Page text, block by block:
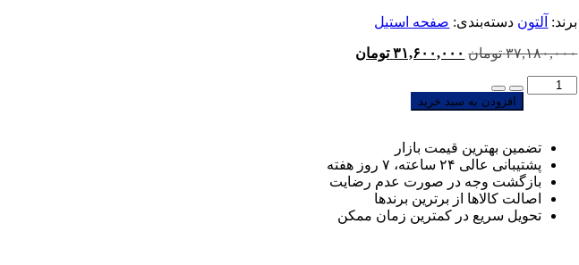
برند: آلتون دسته‌بندی: صفحه استیل
۳۷,۱۸۰,۰۰۰ تومان قیمت
بود.
۳۱,۶۰۰,۰۰۰ تومان
تعداد:
آلتون
مدل
S517N
افزودن به سبد خرید
تضمین بهترین قیمت بازار
پشتیبانی عالی ۲۴ ساعته، ۷ روز هفته
بازگشت وجه در صورت عدم رضایت
اصالت کالاها از برترین برندها
تحویل سریع در کمترین زمان ممکن